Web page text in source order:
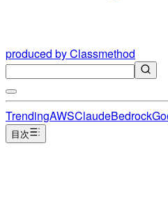
produced by Classmethod
TrendingAWSClaudeBedrock
目次